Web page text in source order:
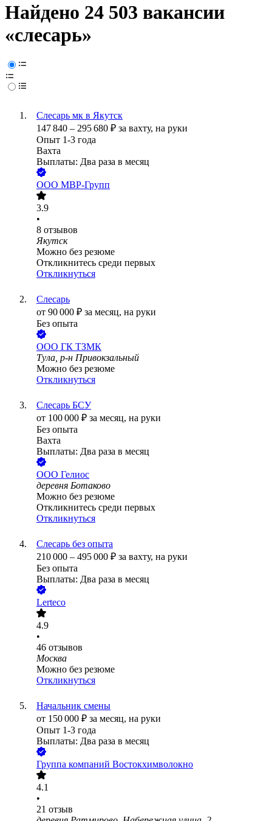
Найдено 24 503 вакансии
«слесарь»
Слесарь мк в Якутск
147 840 – 295 680 ₽ за вахту, на руки
Опыт 1-3 года
Вахта
Выплаты: Два раза в месяц
ООО МВР-Групп
3.9
•
8 отзывов
Якутск
Можно без резюме
Откликнитесь среди первых
Откликнуться
Слесарь
от 90 000 ₽ за месяц, на руки
Без опыта
ООО ГК ТЗМК
Тула, р-н Привокзальный
Можно без резюме
Откликнуться
Слесарь БСУ
от 100 000 ₽ за месяц, на руки
Без опыта
Вахта
Выплаты: Два раза в месяц
ООО Гелиос
деревня Ботаково
Можно без резюме
Откликнитесь среди первых
Откликнуться
Слесарь без опыта
210 000 – 495 000 ₽ за вахту, на руки
Без опыта
Выплаты: Два раза в месяц
Lerteco
4.9
•
46 отзывов
Москва
Можно без резюме
Откликнуться
Начальник смены
от 150 000 ₽ за месяц, на руки
Опыт 1-3 года
Выплаты: Два раза в месяц
Группа компаний Востокхимволокно
4.1
•
21 отзыв